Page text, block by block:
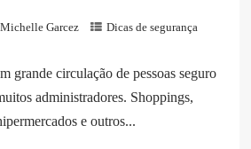
Michelle Garcez
Dicas de segurança
grande circulação de pessoas seguro
administradores. Shoppings,
e outros...